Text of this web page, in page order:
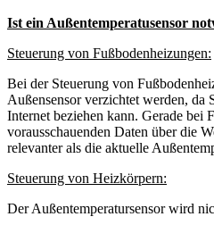
Ist ein Außentemperatusensor
Steuerung von Fußbodenheizungen:
Bei der Steuerung von
Außensensor verzichtet werden, da
Internet beziehen kann. Gerade bei
vorausschauenden Daten über die
relevanter als die aktuelle
Steuerung von Heizkörpern:
Der Außentemperatursensor wird